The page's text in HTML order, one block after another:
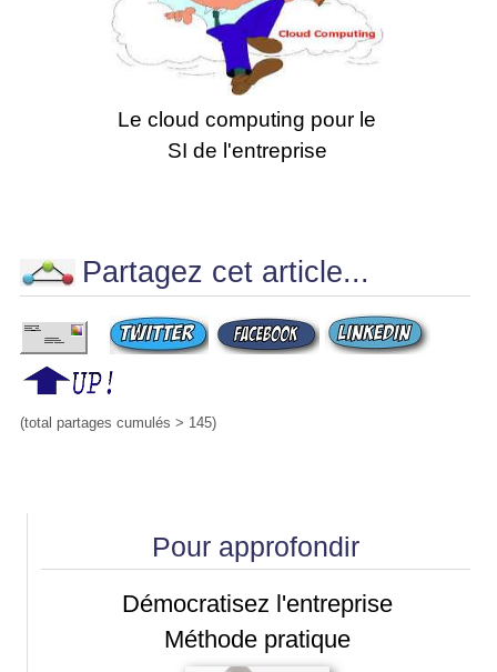
Le cloud computing pour le
SI de l'entreprise
Partagez cet article...
(total partages cumulés > 145)
Pour approfondir
Démocratisez l'entreprise
Méthode pratique